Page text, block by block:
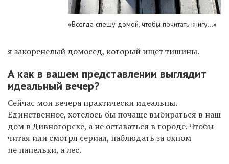
«Всегда спешу домой, чтобы почитать книгу...»
я закоренелый домосед, который ищет тишины.
А как в вашем представлении выглядит
идеальный вечер?
Сейчас мои вечера практически идеальны.
Единственное, хотелось бы почаще выбираться в наш
дом в Дивногорске, а не оставаться в городе. Чтобы
читая или смотря сериал, наблюдать за окном
не панельки, а лес.